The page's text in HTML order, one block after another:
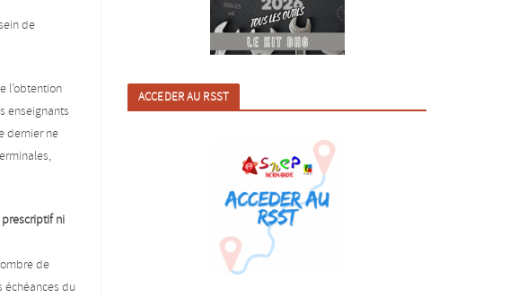
de
l’obtention
enseignants
dernier ne
prescriptif ni
de
échéances du
ACCEDER AU RSST